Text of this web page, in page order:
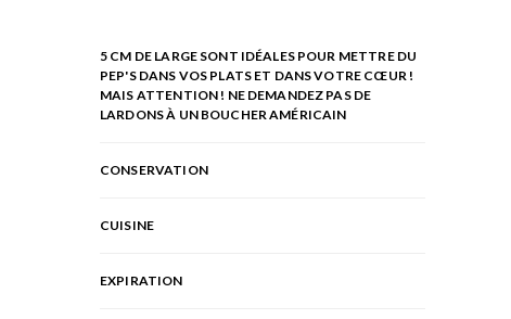
5 CM DE LARGE SONT IDÉALES POUR METTRE DU
PEP'S DANS VOS PLATS ET DANS VOTRE CŒUR !
MAIS ATTENTION ! NE DEMANDEZ PAS DE
LARDONS À UN BOUCHER AMÉRICAIN
CONSERVATION
CUISINE
EXPIRATION